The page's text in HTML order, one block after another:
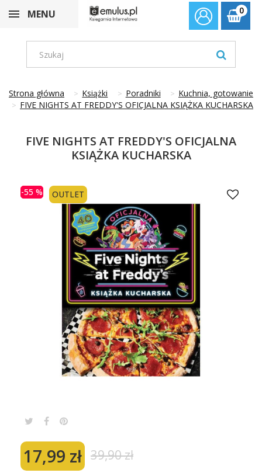
0
MENU
Strona główna Książki Poradniki
Kuchnia, gotowanie
FIVE NIGHTS AT FREDDY'S OFICJALNA KSIĄŻKA KUCHARSKA
FIVE NIGHTS AT FREDDY'S OFICJALNA
KSIĄŻKA KUCHARSKA
-55 % OUTLET
17,99 zł 39,90 zł